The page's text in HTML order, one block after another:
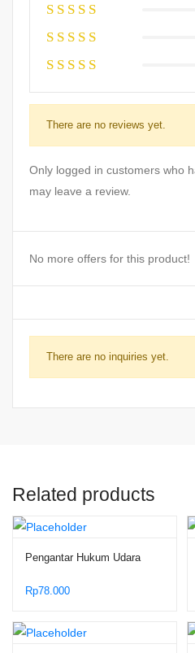
There are no reviews yet.
Only logged in customers who
may leave a review.
No more offers for this product!
There are no inquiries yet.
Related products
Pengantar Hukum Udara
Rp78.000